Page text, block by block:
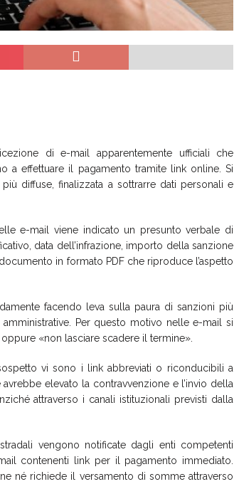
di e-mail apparentemente ufficiali che
a effettuare il pagamento tramite link online. Si
diffuse, finalizzata a sottrarre dati personali e
e-mail viene indicato un presunto verbale di
data dell’infrazione, importo della sanzione
in formato PDF che riproduce l’aspetto
facendo leva sulla paura di sanzioni più
Per questo motivo nelle e-mail si
«non lasciare scadere il termine».
vi sono i link abbreviati o riconducibili a
elevato la contravvenzione e l’invio della
attraverso i canali istituzionali previsti dalla
vengono notificate dagli enti competenti
contenenti link per il pagamento immediato.
né richiede il versamento di somme attraverso